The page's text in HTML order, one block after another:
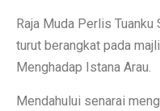
Raja Muda Perlis
turut berangkat pada
Menghadap Istana Arau.
Mendahului senarai